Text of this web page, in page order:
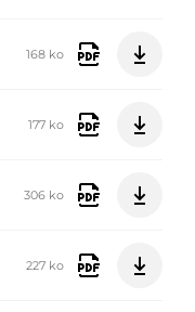
168 ko
177 ko
306 ko
227 ko